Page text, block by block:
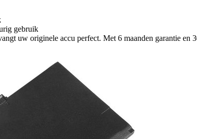
gebruik
uw originele accu perfect. Met 6 maanden garantie en